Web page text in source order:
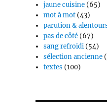
jaune cuisine (65)
mot à mot (43)
parution &
pas de côté (67)
sang refroidi (54)
sélection ancienne
textes (100)